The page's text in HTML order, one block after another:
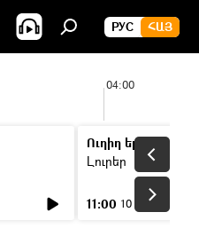
РУС ՀԱՅ
04:00
Ուղիղ եթեր
Լուրեր
11:00 10 ր